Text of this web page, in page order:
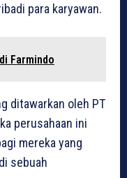
para karyawan.
Farmindo
ditawarkan oleh PT
perusahaan ini
mereka yang
sebuah